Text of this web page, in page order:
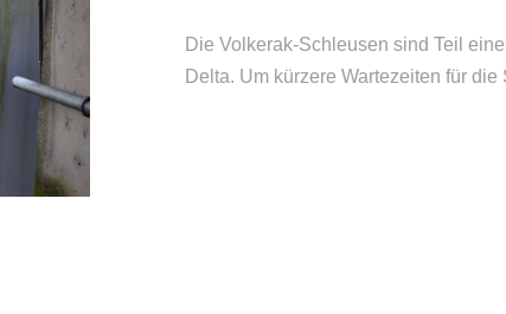
Die Volkerak-Schleusen sind Teil
Delta. Um kürzere Wartezeiten für